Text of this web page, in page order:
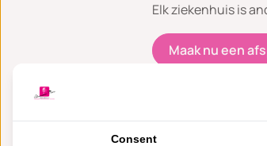
Elk ziekenhuis is
Maak nu een
Consent